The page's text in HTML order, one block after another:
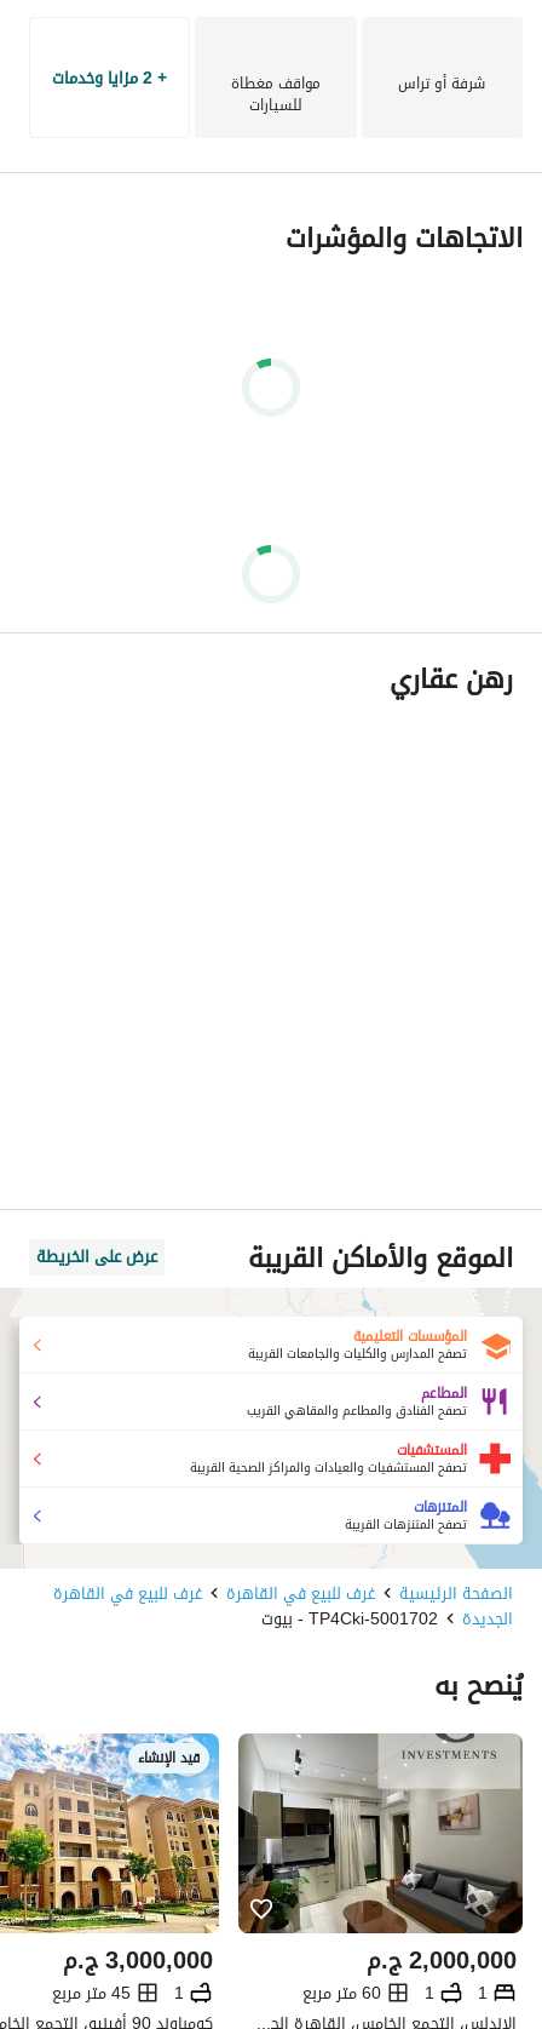
شرفة أو تراس مواقف مغطاة
للسيارات
+ 2 مزايا وخدمات
الاتجاهات والمؤشرات
رهن عقاري
الموقع والأماكن القريبة عرض على الخريطة
المؤسسات التعليمية
تصفح المدارس والكليات والجامعات القريبة
المطاعم
تصفح الفنادق والمطاعم والمقاهي القريب
المستشفيات
تصفح المستشفيات والعيادات والمراكز الصحية القريبة
المتنزهات
تصفح المتنزهات القريبة
الصفحة الرئيسية غرف للبيع في القاهرة غرف للبيع في القاهرة
الجديدة 5001702-TP4Cki - بيوت
يُنصح به
ج.م2,000,000
1
1
60 متر مربع
قيد الإنشاء
ج.م3,000,000
1 45 متر مربع